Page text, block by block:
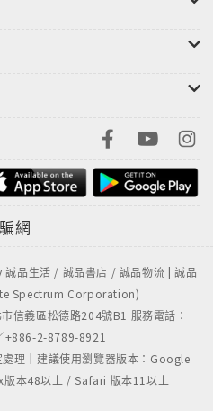
網
品生活 / 誠品書店 / 誠品物流 | 誠品
Spectrum Corporation)
信義區松德路204號B1 服務電話：
+886-2-8789-8921
理｜建議使用瀏覽器版本：Google
本48以上 / Safari 版本11以上